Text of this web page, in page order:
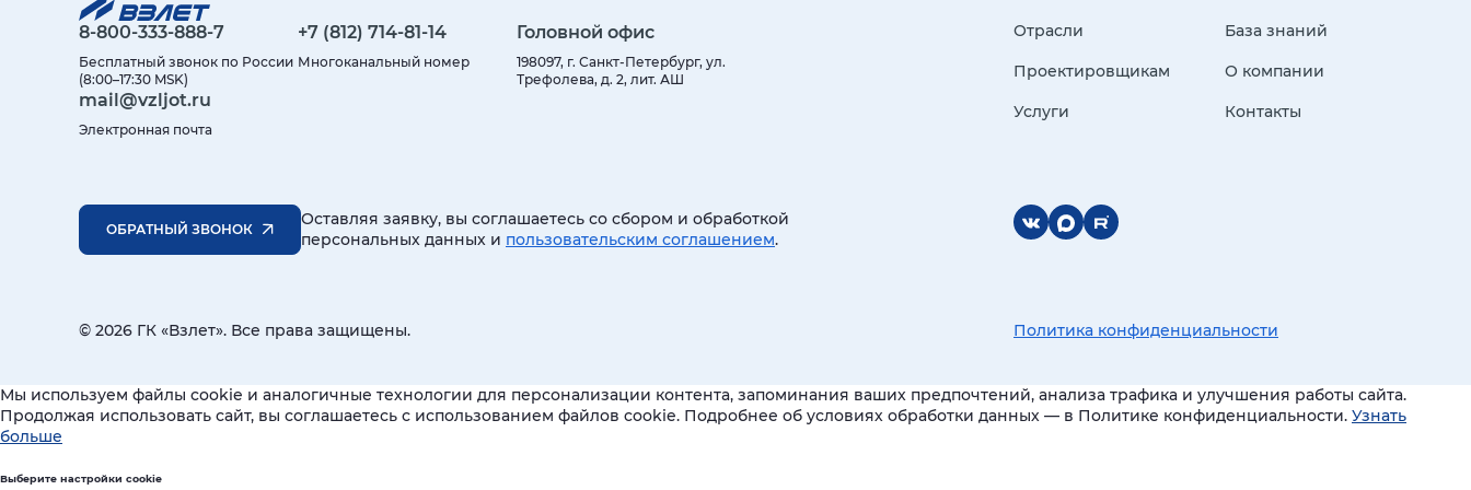
8-800-333-888-7
Бесплатный звонок по России
(8:00–17:30 MSK)
+7 (812) 714-81-14
Многоканальный номер
Головной офис
198097, г. Санкт-Петербург, ул.
Трефолева, д. 2, лит. АШ
mail@vzljot.ru
Электронная почта
Отрасли
Проектировщикам
Услуги
База знаний
О компании
Контакты
ОБРАТНЫЙ ЗВОНОК
Оставляя заявку, вы соглашаетесь со сбором и обработкой
персональных данных и пользовательским соглашением.
© 2026 ГК «Взлет». Все права защищены. Политика конфиденциальности
Мы используем файлы cookie и аналогичные технологии для персонализации контента, запоминания ваших предпочтений, анализа трафика и улучшения работы сайта.
Продолжая использовать сайт, вы соглашаетесь с использованием файлов cookie. Подробнее об условиях обработки данных — в Политике конфиденциальности. Узнать
больше
Выберите настройки cookie